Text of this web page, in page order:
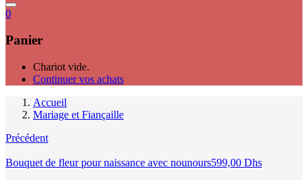
0
Panier
Chariot vide.
Continuer vos achats
Accueil
Mariage et Fiançaille
Précédent
Bouquet de fleur pour naissance avec nounours599,00 Dhs